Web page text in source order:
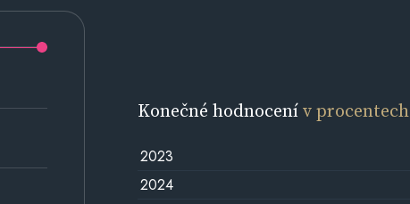
Konečné hodnocenív procentech
2023
2024